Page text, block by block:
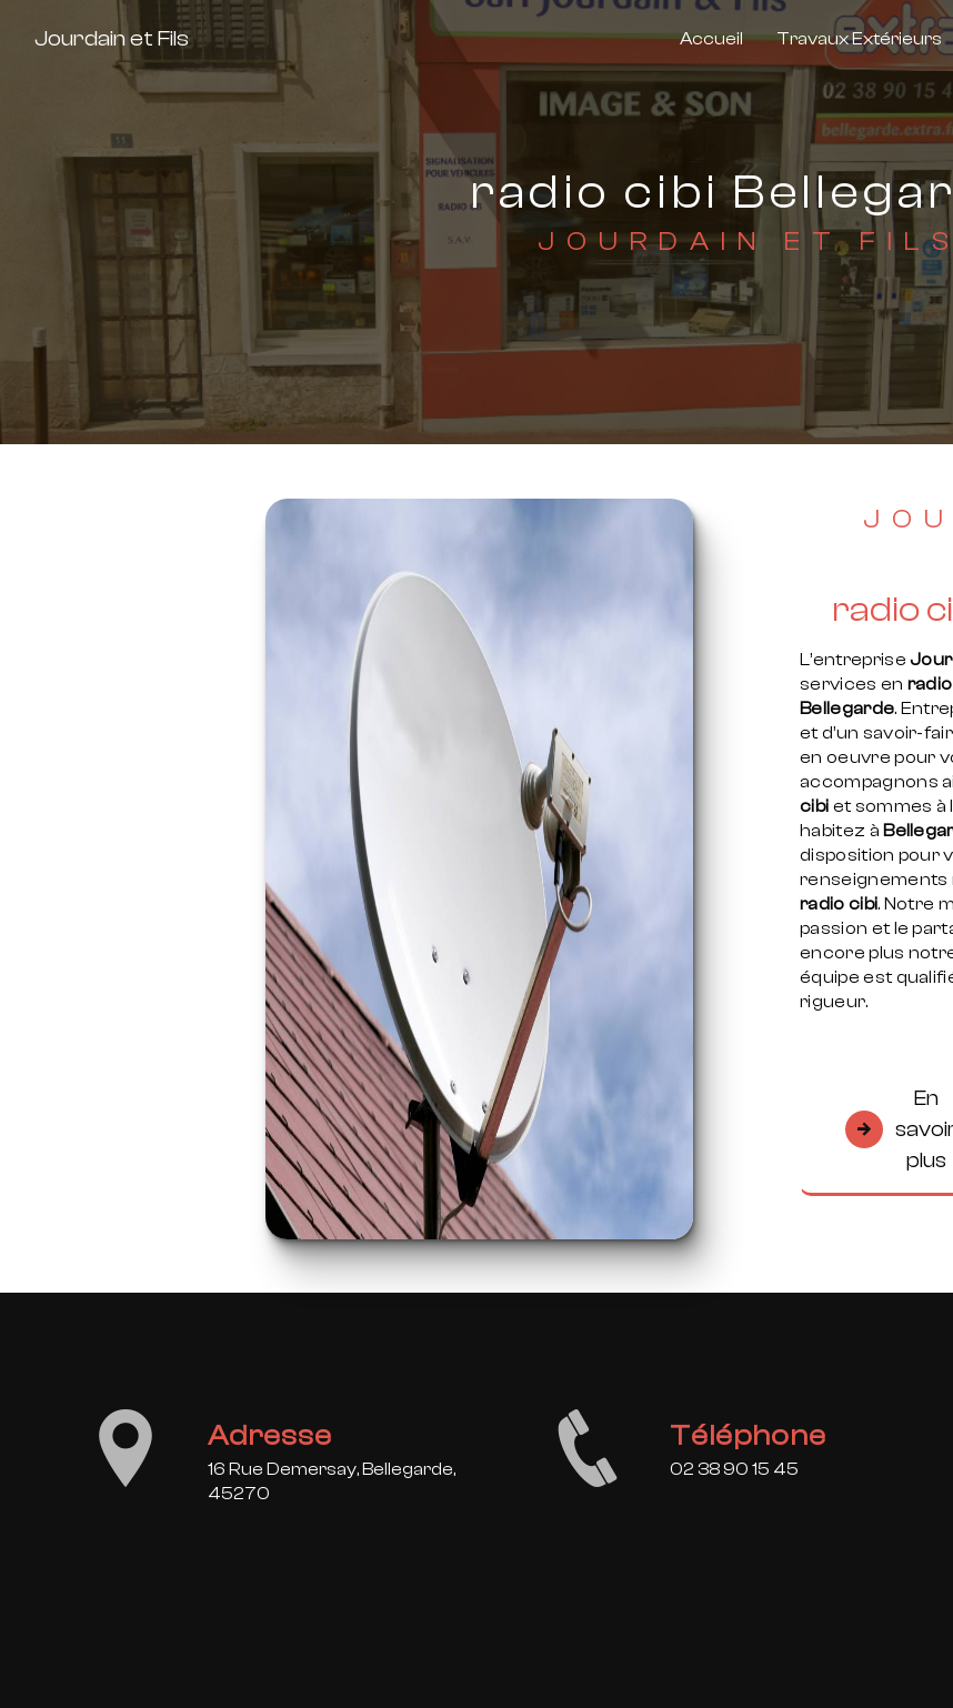
Jourdain et Fils Accueil Travaux Extérieurs
radio cibi
JOURDAIN ET FILS
radio
L’entreprise
services en
Bellegarde.
et d’un savoir-
en oeuvre pour
accompagnons
cibi et sommes à
habitez à
disposition pour
renseignements
radio cibi. Notre
passion et le
encore plus
équipe est
rigueur.
En
plus
Adresse
16 Rue Demersay, Bellegarde,
45270
Téléphone
02 38 90 15 45
Panneau de gestion des cookies